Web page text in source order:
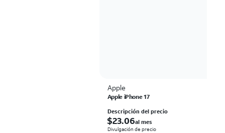
Apple
Apple iPhone 17
Descripción del precio
$23.06 al mes
$23.06al mes
Divulgación de precio